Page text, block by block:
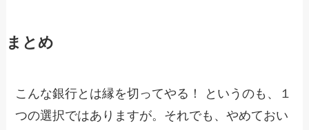
まとめ
こんな銀行とは縁を切ってやる！ というのも、１
つの選択ではありますが。それでも、やめておい